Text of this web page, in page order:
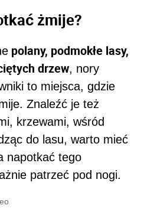
żmije?
polany, podmokłe lasy,
drzew, nory
to miejsca, gdzie
Znaleźć je też
krzewami, wśród
do lasu, warto mieć
napotkać tego
patrzeć pod nogi.